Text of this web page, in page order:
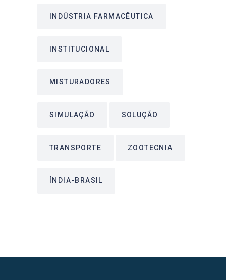
INDÚSTRIA FARMACÊUTICA
INSTITUCIONAL
MISTURADORES
SIMULAÇÃO SOLUÇÃO
TRANSPORTE ZOOTECNIA
ÍNDIA-BRASIL